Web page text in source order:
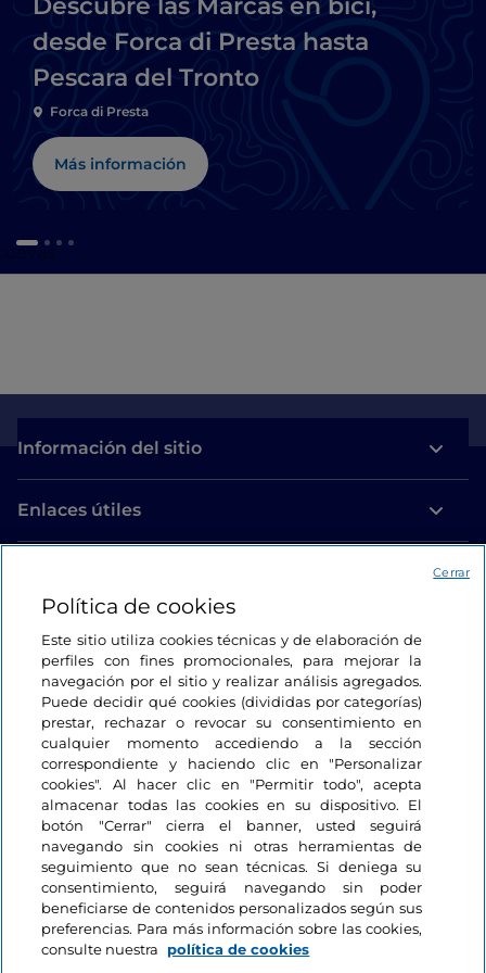
Descubre las Marcas en bici,
desde Forca di Presta hasta
Pescara del Tronto
Forca di Presta
Más información
Información del sitio
Enlaces útiles
Estamos en contacto
Política de cookies
Este sitio utiliza cookies técnicas y de elaboración de
perfiles con fines promocionales, para mejorar la
navegación por el sitio y realizar análisis agregados.
Puede decidir qué cookies (divididas por categorías)
prestar, rechazar o revocar su consentimiento en
cualquier momento accediendo a la sección
correspondiente y haciendo clic en "Personalizar
cookies". Al hacer clic en "Permitir todo", acepta
almacenar todas las cookies en su dispositivo. El
botón "Cerrar" cierra el banner, usted seguirá
navegando sin cookies ni otras herramientas de
seguimiento que no sean técnicas. Si deniega su
consentimiento, seguirá navegando sin poder
beneficiarse de contenidos personalizados según sus
preferencias. Para más información sobre las cookies,
consulte nuestra
política de cookies
Cerrar